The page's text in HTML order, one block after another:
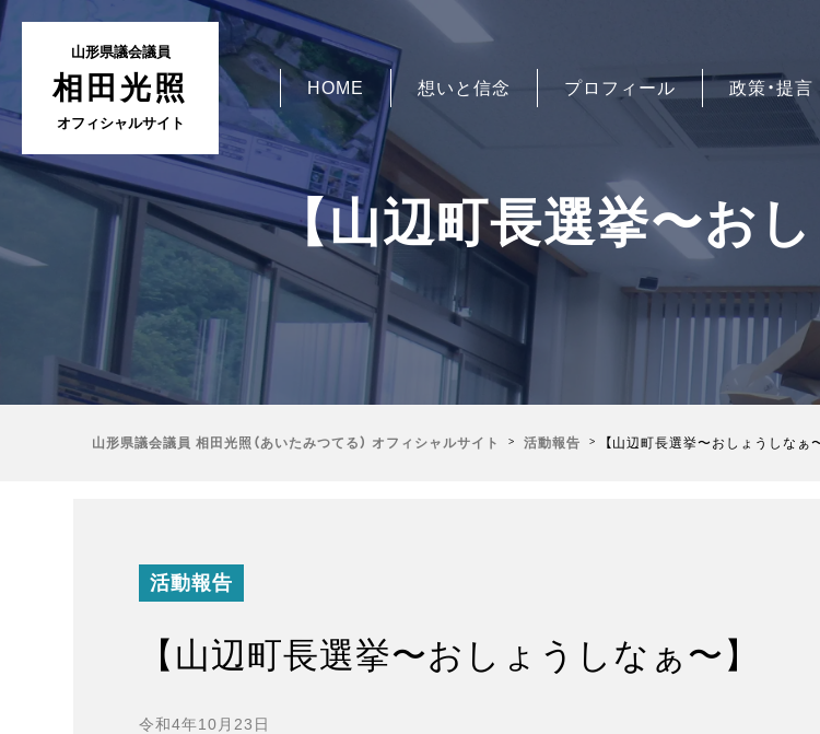
山形県議会議員
相田光照
オフィシャルサイト
HOME 想いと信念 プロフィール 政策・提言
【山辺町長選挙〜おし
山形県議会議員 相田光照（あいたみつてる） オフィシャルサイト 活動報告 【山辺町長選挙〜おしょうしなぁ〜
活動報告
【山辺町長選挙〜おしょうしなぁ〜】
令和4年10月23日